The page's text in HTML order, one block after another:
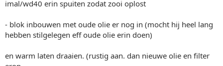
imal/wd40 erin spuiten zodat zooi oplost
- blok inbouwen met oude olie er nog in (mocht hij heel lang
hebben stilgelegen eff oude olie erin doen)
en warm laten draaien. (rustig aan. dan nieuwe olie en filter